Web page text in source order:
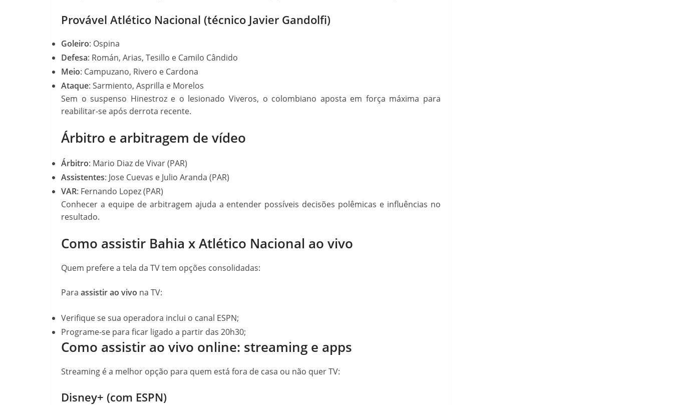
Provável Atlético Nacional (técnico Javier Gandolfi)
Goleiro: Ospina
Defesa: Román, Arias, Tesillo e Camilo Cândido
Meio: Campuzano, Rivero e Cardona
Ataque: Sarmiento, Asprilla e Morelos
Sem o suspenso Hinestroz e o lesionado Viveros, o colombiano aposta em força máxima para
reabilitar-se após derrota recente.
Árbitro e arbitragem de vídeo
Árbitro: Mario Diaz de Vivar (PAR)
Assistentes: Jose Cuevas e Julio Aranda (PAR)
VAR: Fernando Lopez (PAR)
Conhecer a equipe de arbitragem ajuda a entender possíveis decisões polêmicas e influências no
resultado.
Como assistir Bahia x Atlético Nacional ao vivo
Quem prefere a tela da TV tem opções consolidadas:
Para assistir ao vivo na TV:
Verifique se sua operadora inclui o canal ESPN;
Programe-se para ficar ligado a partir das 20h30;
Como assistir ao vivo online: streaming e apps
Streaming é a melhor opção para quem está fora de casa ou não quer TV:
Disney+ (com ESPN)